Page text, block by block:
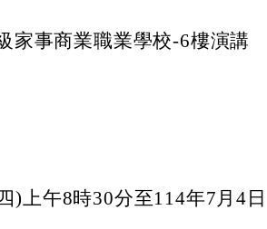
家事商業職業學校-6樓演講
)上午8時30分至114年7月4日